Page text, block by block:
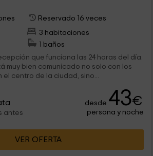
Reservado 16 veces
3 habitaciones
1 baños
que funciona las 24 horas del día.
muy bien comunicado no solo con los
el centro de la ciudad, sino...
antes
desde 43€
persona y noche
VER OFERTA